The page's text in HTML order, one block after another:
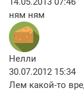
ням ням
Нелли
30.07.2012 15:34
Лем какой-то